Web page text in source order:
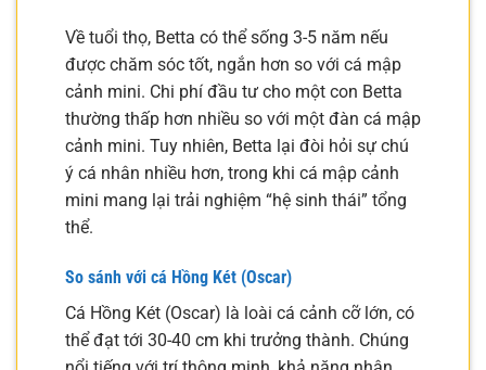
Về tuổi thọ, Betta có thể sống 3-5 năm nếu
được chăm sóc tốt, ngắn hơn so với cá mập
cảnh mini. Chi phí đầu tư cho một con Betta
thường thấp hơn nhiều so với một đàn cá mập
cảnh mini. Tuy nhiên, Betta lại đòi hỏi sự chú
ý cá nhân nhiều hơn, trong khi cá mập cảnh
mini mang lại trải nghiệm “hệ sinh thái” tổng
thể.
So sánh với cá Hồng Két (Oscar)
Cá Hồng Két (Oscar) là loài cá cảnh cỡ lớn, có
thể đạt tới 30-40 cm khi trưởng thành. Chúng